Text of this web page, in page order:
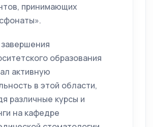
принимающих
образования
активную
в этой области,
различные курсы и
на кафедре